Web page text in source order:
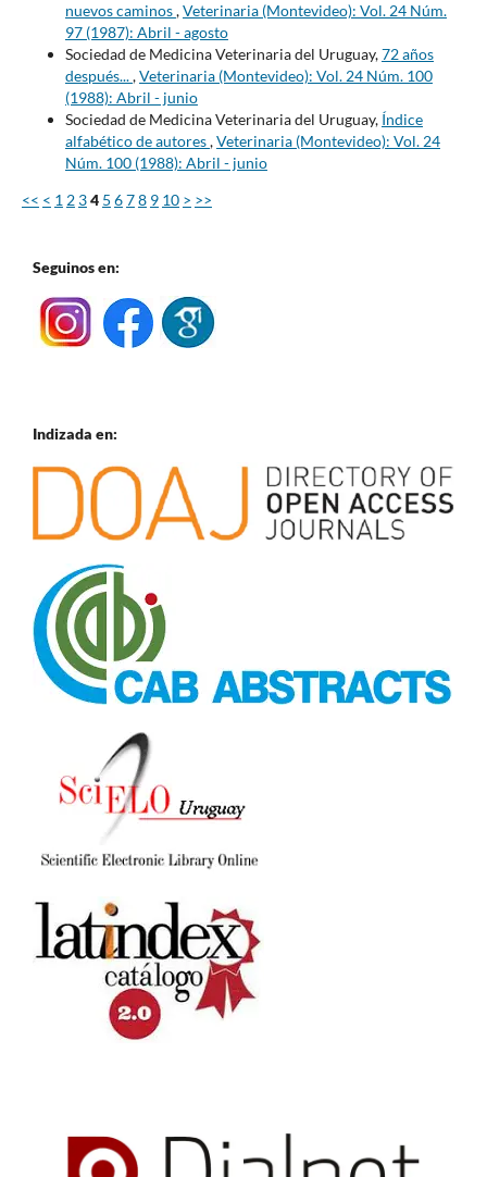
nuevos caminos,Veterinaria (Montevideo): Vol. 24 Núm.
97 (1987): Abril - agosto
Sociedad de Medicina Veterinaria del Uruguay,72 años
después...,Veterinaria (Montevideo): Vol. 24 Núm. 100
(1988): Abril - junio
Sociedad de Medicina Veterinaria del Uruguay, Índice
alfabético de autores,Veterinaria (Montevideo): Vol. 24
Núm. 100 (1988): Abril - junio
<< < 1 2 34 5 678 9 10 > >>
Seguinos en:
Indizada en: